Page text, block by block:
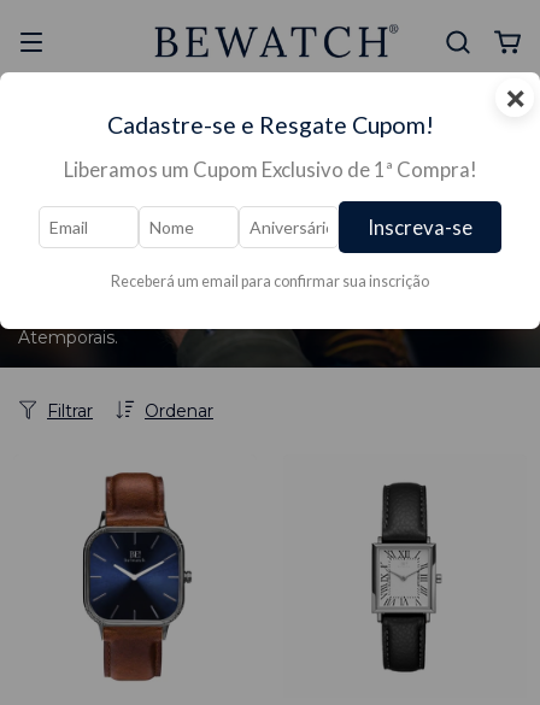
Mais Segura Lojas Físicas
/ RELÓGIOS → / RELÓGIOS MASCULINOS →
RELÓGIOS MASCULINOS →
Linha Exclusiva de Relógios de Diversos tamanhos e
Atemporais.
Ordenar
Filtrar
×
Cadastre-se e Resgate Cupom!
Liberamos um Cupom Exclusivo de 1ª Compra!
Inscreva-se
Receberá um email para confirmar sua inscrição